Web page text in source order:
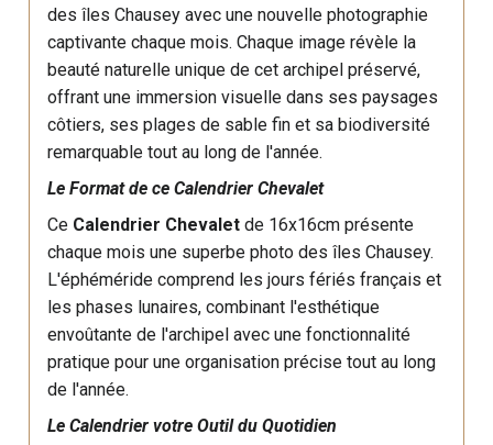
des îles Chausey avec une nouvelle photographie
captivante chaque mois. Chaque image révèle la
beauté naturelle unique de cet archipel préservé,
offrant une immersion visuelle dans ses paysages
côtiers, ses plages de sable fin et sa biodiversité
remarquable tout au long de l'année.
Le Format de ce Calendrier Chevalet
Ce Calendrier Chevalet de 16x16cm présente
chaque mois une superbe photo des îles Chausey.
L'éphéméride comprend les jours fériés français et
les phases lunaires, combinant l'esthétique
envoûtante de l'archipel avec une fonctionnalité
pratique pour une organisation précise tout au long
de l'année.
Le Calendrier votre Outil du Quotidien